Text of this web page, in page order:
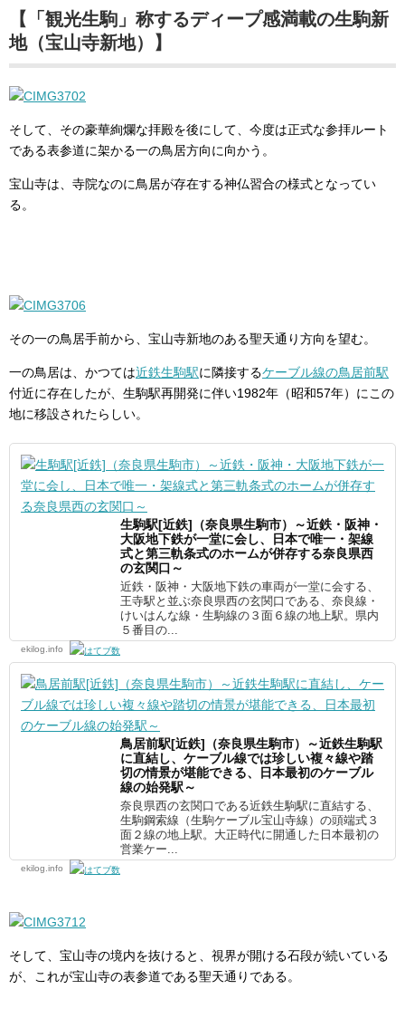
【「観光生駒」称するディープ感満載の生駒新
地（宝山寺新地）】
そして、その豪華絢爛な拝殿を後にして、今度は正式な参拝ルート
である表参道に架かる一の鳥居方向に向かう。
宝山寺は、寺院なのに鳥居が存在する神仏習合の様式となってい
る。
その一の鳥居手前から、宝山寺新地のある聖天通り方向を望む。
一の鳥居は、かつては近鉄生駒駅に隣接するケーブル線の鳥居前駅
付近に存在したが、生駒駅再開発に伴い1982年（昭和57年）にこの
地に移設されたらしい。
生駒駅[近鉄]（奈良県生駒市）～近鉄・阪神・
大阪地下鉄が一堂に会し、日本で唯一・架線
式と第三軌条式のホームが併存する奈良県西
の玄関口～
近鉄・阪神・大阪地下鉄の車両が一堂に会する、
王寺駅と並ぶ奈良県西の玄関口である、奈良線・
けいはんな線・生駒線の３面６線の地上駅。県内
５番目の...
ekilog.info
鳥居前駅[近鉄]（奈良県生駒市）～近鉄生駒駅
に直結し、ケーブル線では珍しい複々線や踏
切の情景が堪能できる、日本最初のケーブル
線の始発駅～
奈良県西の玄関口である近鉄生駒駅に直結する、
生駒鋼索線（生駒ケーブル宝山寺線）の頭端式３
面２線の地上駅。大正時代に開通した日本最初の
営業ケー...
ekilog.info
そして、宝山寺の境内を抜けると、視界が開ける石段が続いている
が、これが宝山寺の表参道である聖天通りである。